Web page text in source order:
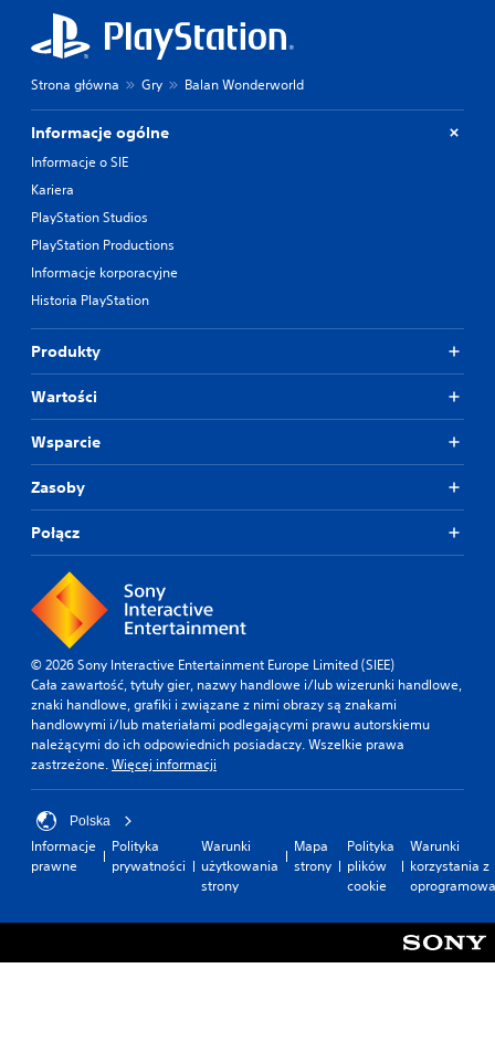
Strona główna Gry Balan Wonderworld
Informacje ogólne
Informacje o SIE
Kariera
PlayStation Studios
PlayStation Productions
Informacje korporacyjne
Historia PlayStation
Produkty
Wartości
Wsparcie
Zasoby
Połącz
© 2026 Sony Interactive Entertainment Europe Limited (SIEE)
Cała zawartość, tytuły gier, nazwy handlowe i/lub wizerunki handlowe,
znaki handlowe, grafiki i związane z nimi obrazy są znakami
handlowymi i/lub materiałami podlegającymi prawu autorskiemu
należącymi do ich odpowiednich posiadaczy. Wszelkie prawa
zastrzeżone.Więcej informacji
Polska
Informacje
prawne
Polityka
prywatności
Warunki
użytkowania
strony
Mapa
strony
Polityka
plików
cookie
Warunki
korzystania z